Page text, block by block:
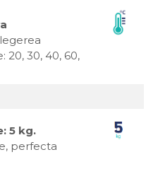
20, 30, 40, 60,
5 kg.
perfecta